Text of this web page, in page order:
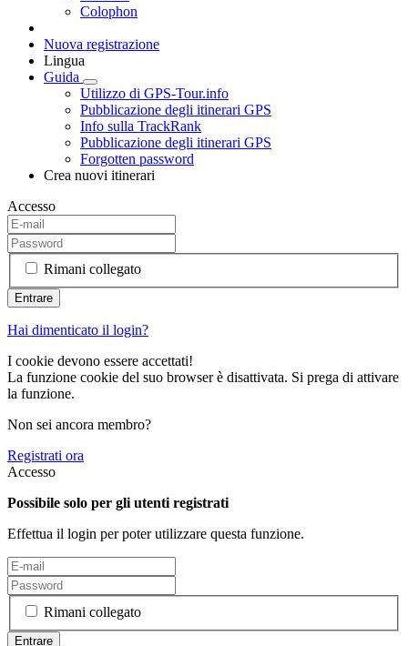
Colophon
Nuova registrazione
Lingua
Guida
Utilizzo di GPS-Tour.info
Pubblicazione degli itinerari GPS
Info sulla TrackRank
Pubblicazione degli itinerari GPS
Forgotten password
Crea nuovi itinerari
Accesso
Rimani collegato
Hai dimenticato il login?
I cookie devono essere accettati!
La funzione cookie del suo browser è disattivata. Si prega di attivare
la funzione.
Non sei ancora membro?
Registrati ora
Accesso
Possibile solo per gli utenti registrati
Effettua il login per poter utilizzare questa funzione.
Rimani collegato